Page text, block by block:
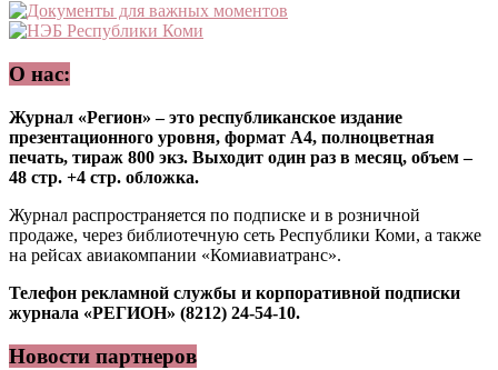
О нас:
Журнал «Регион» – это республиканское издание
презентационного уровня, формат А4, полноцветная
печать, тираж 800 экз. Выходит один раз в месяц, объем –
48 стр. +4 стр. обложка.
Журнал распространяется по подписке и в розничной
продаже, через библиотечную сеть Республики Коми, а также
на рейсах авиакомпании «Комиавиатранс».
Телефон рекламной службы и корпоративной подписки
журнала «РЕГИОН» (8212) 24-54-10.
Новости партнеров